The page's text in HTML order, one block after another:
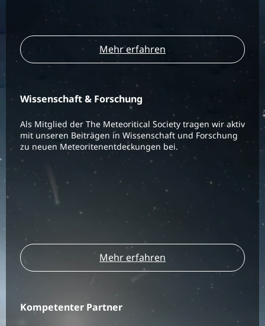
Mehr erfahren
Wissenschaft & Forschung
Als Mitglied der The Meteoritical Society tragen wir aktiv
mit unseren Beiträgen in Wissenschaft und Forschung
zu neuen Meteoritenentdeckungen bei.
Mehr erfahren
Kompetenter Partner